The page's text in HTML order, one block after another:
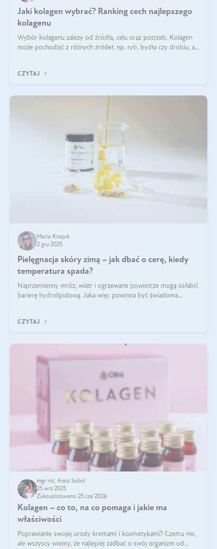
Jaki kolagen wybrać? Ranking cech najlepszego
kolagenu
Wybór kolagenu zależy od źródła, celu oraz potrzeb. Kolagen
może pochodzić z różnych źródeł, np. ryb, bydła czy drobiu, a
bydlęcy.
CZYTAJ
Maria Knapik
2 gru 2025
Pielęgnacja skóry zimą – jak dbać o cerę, kiedy
temperatura spada?
Naprzemienny mróz, wiatr i ogrzewane powietrze mogą osłabić
barierę hydrolipidową. Jaka więc powinna być świadoma
CZYTAJ
mgr inż. Anna Sobol
25 wrz 2025
Zaktualizowano 25 cze 2026
Kolagen – co to, na co pomaga i jakie ma
właściwości
Poprawianie swojej urody kremami i kosmetykami? Czemu nie,
ale wszyscy wiemy, że najlepiej zadbać o swój organizm od